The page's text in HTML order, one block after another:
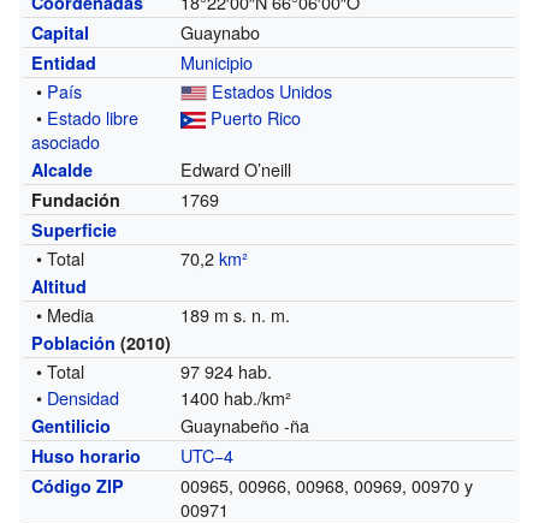
Capital Guaynabo
Entidad
Municipio
• País
Estados Unidos
• Estado libre
asociado
Puerto Rico
Alcalde Edward O’neill
Fundación 1769
Superficie
• Total 70,2km²
Altitud
• Media 189 m s. n. m.
Población (2010)
• Total
97 924 hab.
• Densidad 1400 hab./km²
Gentilicio Guaynabeño -ña
Huso horario UTC−4
Código ZIP
00965, 00966, 00968, 00969, 00970 y
00971